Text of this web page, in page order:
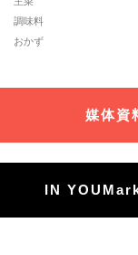
調味料
おかず
媒体資
IN